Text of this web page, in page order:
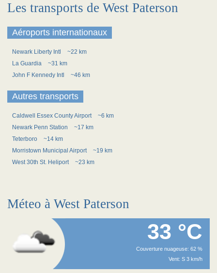
Les transports de West Paterson
Aéroports internationaux
Newark Liberty Intl
~22 km
La Guardia
~31 km
John F Kennedy Intl
~46 km
Autres transports
Caldwell Essex County Airport
~6 km
Newark Penn Station
~17 km
Teterboro
~14 km
Morristown Municipal Airport
~19 km
West 30th St. Heliport
~23 km
Méteo à West Paterson
33 °C
Couverture nuageuse: 62 %
Vent: S 3 km/h